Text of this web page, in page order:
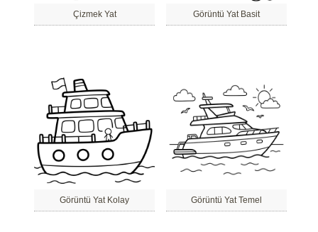
Çizmek Yat Görüntü Yat Basit
Görüntü Yat Kolay Görüntü Yat Temel